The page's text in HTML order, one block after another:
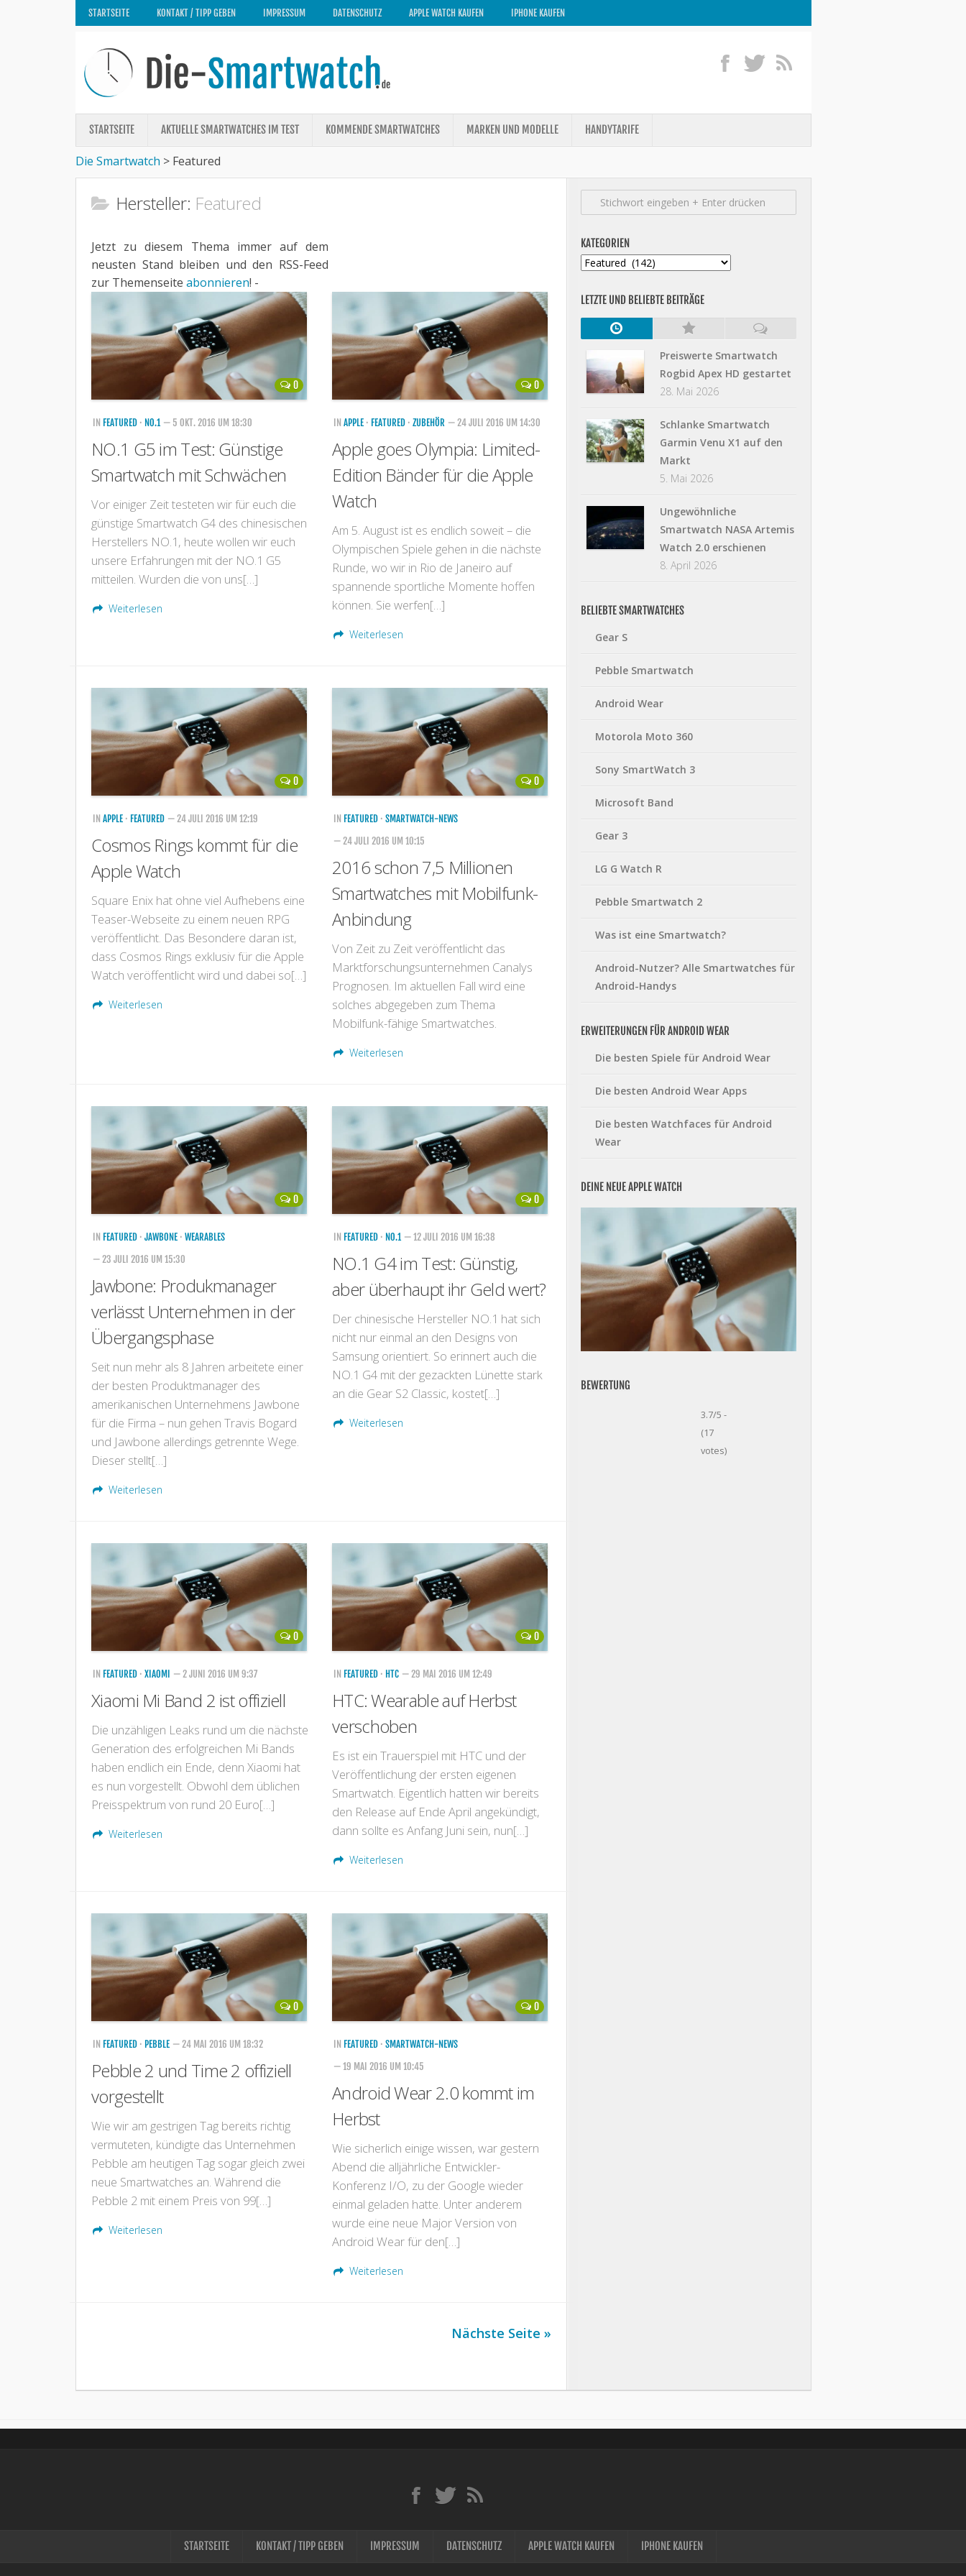
STARTSEITE KONTAKT / TIPP GEBEN IMPRESSUM DATENSCHUTZ APPLE WATCH KAUFEN IPHONE KAUFEN
STARTSEITE AKTUELLE SMARTWATCHES IM TEST KOMMENDE SMARTWATCHES MARKEN UND MODELLE HANDYTARIFE
Die Smartwatch > Featured
Hersteller: Featured
Jetzt zu diesem Thema immer auf dem
neusten Stand bleiben und den RSS-Feed
zur Themenseite abonnieren! -
0
IN FEATURED · NO.1 — 5 OKT. 2016 UM 18:30
NO.1 G5 im Test: Günstige
Smartwatch mit Schwächen
Vor einiger Zeit testeten wir für euch die
günstige Smartwatch G4 des chinesischen
Herstellers NO.1, heute wollen wir euch
unsere Erfahrungen mit der NO.1 G5
mitteilen. Wurden die von uns[…]
Weiterlesen
0
IN APPLE · FEATURED · ZUBEHÖR — 24 JULI 2016 UM 14:30
Apple goes Olympia: Limited-
Edition Bänder für die Apple
Watch
Am 5. August ist es endlich soweit – die
Olympischen Spiele gehen in die nächste
Runde, wo wir in Rio de Janeiro auf
spannende sportliche Momente hoffen
können. Sie werfen[…]
Weiterlesen
0
IN APPLE · FEATURED — 24 JULI 2016 UM 12:19
Cosmos Rings kommt für die
Apple Watch
Square Enix hat ohne viel Aufhebens eine
Teaser-Webseite zu einem neuen RPG
veröffentlicht. Das Besondere daran ist,
dass Cosmos Rings exklusiv für die Apple
Watch veröffentlicht wird und dabei so[…]
Weiterlesen
0
IN FEATURED · SMARTWATCH-NEWS
— 24 JULI 2016 UM 10:15
2016 schon 7,5 Millionen
Smartwatches mit Mobilfunk-
Anbindung
Von Zeit zu Zeit veröffentlicht das
Marktforschungsunternehmen Canalys
Prognosen. Im aktuellen Fall wird eine
solches abgegeben zum Thema
Mobilfunk-fähige Smartwatches.
Weiterlesen
0
IN FEATURED · JAWBONE · WEARABLES
— 23 JULI 2016 UM 15:30
Jawbone: Produkmanager
verlässt Unternehmen in der
Übergangsphase
Seit nun mehr als 8 Jahren arbeitete einer
der besten Produktmanager des
amerikanischen Unternehmens Jawbone
für die Firma – nun gehen Travis Bogard
und Jawbone allerdings getrennte Wege.
Dieser stellt[…]
Weiterlesen
0
IN FEATURED · NO.1 — 12 JULI 2016 UM 16:38
NO.1 G4 im Test: Günstig,
aber überhaupt ihr Geld wert?
Der chinesische Hersteller NO.1 hat sich
nicht nur einmal an den Designs von
Samsung orientiert. So erinnert auch die
NO.1 G4 mit der gezackten Lünette stark
an die Gear S2 Classic, kostet[…]
Weiterlesen
0
IN FEATURED · XIAOMI — 2 JUNI 2016 UM 9:37
Xiaomi Mi Band 2 ist offiziell
Die unzähligen Leaks rund um die nächste
Generation des erfolgreichen Mi Bands
haben endlich ein Ende, denn Xiaomi hat
es nun vorgestellt. Obwohl dem üblichen
Preisspektrum von rund 20 Euro[…]
Weiterlesen
0
IN FEATURED · HTC — 29 MAI 2016 UM 12:49
HTC: Wearable auf Herbst
verschoben
Es ist ein Trauerspiel mit HTC und der
Veröffentlichung der ersten eigenen
Smartwatch. Eigentlich hatten wir bereits
den Release auf Ende April angekündigt,
dann sollte es Anfang Juni sein, nun[…]
Weiterlesen
0
IN FEATURED · PEBBLE — 24 MAI 2016 UM 18:32
Pebble 2 und Time 2 offiziell
vorgestellt
Wie wir am gestrigen Tag bereits richtig
vermuteten, kündigte das Unternehmen
Pebble am heutigen Tag sogar gleich zwei
neue Smartwatches an. Während die
Pebble 2 mit einem Preis von 99[…]
Weiterlesen
0
IN FEATURED · SMARTWATCH-NEWS
— 19 MAI 2016 UM 10:45
Android Wear 2.0 kommt im
Herbst
Wie sicherlich einige wissen, war gestern
Abend die alljährliche Entwickler-
Konferenz I/O, zu der Google wieder
einmal geladen hatte. Unter anderem
wurde eine neue Major Version von
Android Wear für den[…]
Weiterlesen
Nächste Seite »
KATEGORIEN
Kategorien
LETZTE UND BELIEBTE BEITRÄGE
Preiswerte Smartwatch
Rogbid Apex HD gestartet
28. Mai 2026
Schlanke Smartwatch
Garmin Venu X1 auf den
Markt
5. Mai 2026
Ungewöhnliche
Smartwatch NASA Artemis
Watch 2.0 erschienen
8. April 2026
BELIEBTE SMARTWATCHES
Gear S
Pebble Smartwatch
Android Wear
Motorola Moto 360
Sony SmartWatch 3
Microsoft Band
Gear 3
LG G Watch R
Pebble Smartwatch 2
Was ist eine Smartwatch?
Android-Nutzer? Alle Smartwatches für
Android-Handys
ERWEITERUNGEN FÜR ANDROID WEAR
Die besten Spiele für Android Wear
Die besten Android Wear Apps
Die besten Watchfaces für Android
Wear
DEINE NEUE APPLE WATCH
BEWERTUNG
3.7/5 -
(17
votes)
STARTSEITE KONTAKT / TIPP GEBEN IMPRESSUM DATENSCHUTZ APPLE WATCH KAUFEN IPHONE KAUFEN